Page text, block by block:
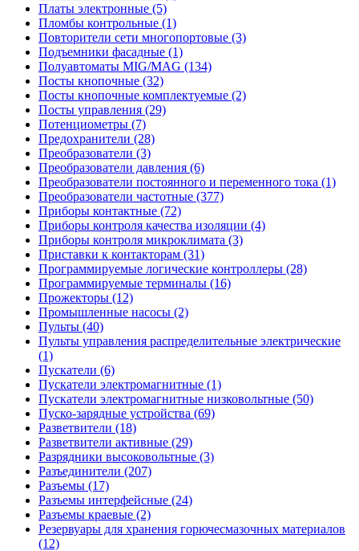
Платы электронные (5)
Пломбы контрольные (1)
Повторители сети многопортовые (3)
Подъемники фасадные (1)
Полуавтоматы MIG/MAG (134)
Посты кнопочные (32)
Посты кнопочные комплектуемые (2)
Посты управления (29)
Потенциометры (7)
Предохранители (28)
Преобразователи (3)
Преобразователи давления (6)
Преобразователи постоянного и переменного тока (1)
Преобразователи частотные (377)
Приборы контактные (72)
Приборы контроля качества изоляции (4)
Приборы контроля микроклимата (3)
Приставки к контакторам (31)
Программируемые логические контроллеры (28)
Программируемые терминалы (16)
Прожекторы (12)
Промышленные насосы (2)
Пульты (40)
Пульты управления распределительные электрические
(1)
Пускатели (6)
Пускатели электромагнитные (1)
Пускатели электромагнитные низковольтные (50)
Пуско-зарядные устройства (69)
Разветвители (18)
Разветвители активные (29)
Разрядники высоковольтные (3)
Разъединители (207)
Разъемы (17)
Разъемы интерфейсные (24)
Разъемы краевые (2)
Резервуары для хранения горючесмазочных материалов
(12)